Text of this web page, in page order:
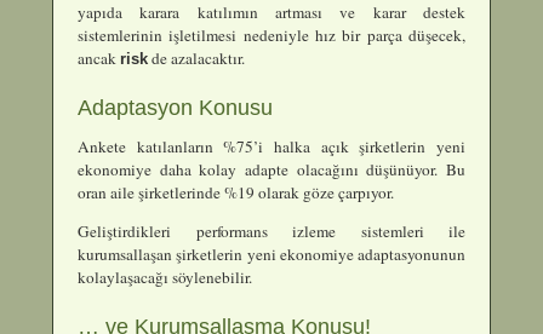
yapıda karara katılımın artması ve karar destek
sistemlerinin işletilmesi nedeniyle hız bir parça düşecek,
ancak risk de azalacaktır.
Adaptasyon Konusu
Ankete katılanların %75’i halka açık şirketlerin yeni
ekonomiye daha kolay adapte olacağını düşünüyor. Bu
oran aile şirketlerinde %19 olarak göze çarpıyor.
Geliştirdikleri performans izleme sistemleri ile
kurumsallaşan şirketlerin yeni ekonomiye adaptasyonunun
kolaylaşacağı söylenebilir.
… ve Kurumsallaşma Konusu!